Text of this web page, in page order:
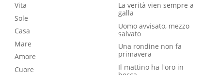
Vita
Sole
Casa
Mare
Amore
Cuore
La verità vien sempre a
galla
Uomo avvisato, mezzo
salvato
Una rondine non fa
primavera
Il mattino ha l'oro in